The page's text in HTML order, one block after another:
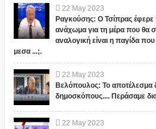
22 May 2023
Ραγκούσης: Ο Τσίπρας
ανάχωμα για τη μέρα που θα
αναλογική είναι η παγίδα που
μεσα ...;.
22 May 2023
Βελόπουλος: Το αποτέλεσμα
δημοσκόπους.... Περάσαμε
22 May 2023